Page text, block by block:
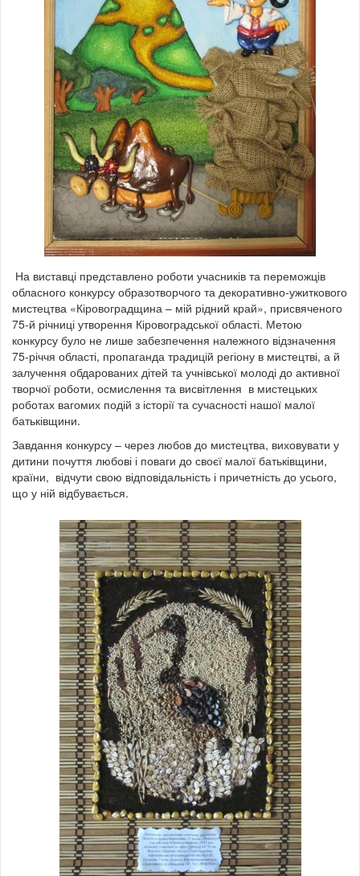
На виставці представлено роботи учасників та переможців
обласного конкурсу образотворчого та декоративно-ужиткового
мистецтва «Кіровоградщина – мій рідний край», присвяченого
75-й річниці утворення Кіровоградської області. Метою
конкурсу було не лише забезпечення належного відзначення
75-річчя області, пропаганда традицій регіону в мистецтві, а й
залучення обдарованих дітей та учнівської молоді до активної
творчої роботи, осмислення та висвітлення в мистецьких
роботах вагомих подій з історії та сучасності нашої малої
батьківщини.
Завдання конкурсу – через любов до мистецтва, виховувати у
дитини почуття любові і поваги до своєї малої батьківщини,
країни, відчути свою відповідальність і причетність до усього,
що у ній відбувається.